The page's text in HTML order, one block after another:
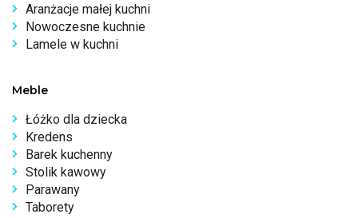
Aranżacje małej kuchni
Nowoczesne kuchnie
Lamele w kuchni
Meble
Łóżko dla dziecka
Kredens
Barek kuchenny
Stolik kawowy
Parawany
Taborety